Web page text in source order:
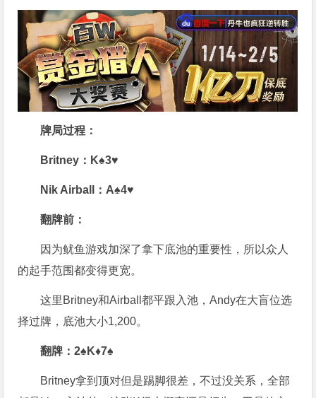
牌局过程：
Britney： K♠3♥
Nik Airball：A♠4♥
翻牌前：
因为鱿鱼游戏加深了拿下底池的重要性，所以众人
的起手范围都变得更宽。
这里Britney和Airball都平跟入池，Andy在大盲位选
择过牌，底池大小1,200。
翻牌：2♠K♦7♠
Britney拿到顶对但是踢脚很差，不过没关系，全部